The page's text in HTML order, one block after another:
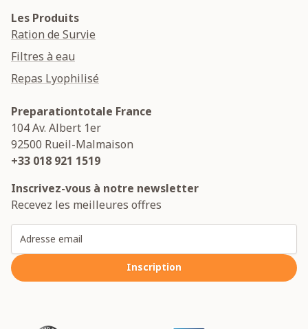
Les Produits
Ration de Survie
Filtres à eau
Repas Lyophilisé
Preparationtotale France
104 Av. Albert 1er
92500 Rueil-Malmaison
+33 018 921 1519
Inscrivez-vous à notre newsletter
Recevez les meilleures offres
Inscription